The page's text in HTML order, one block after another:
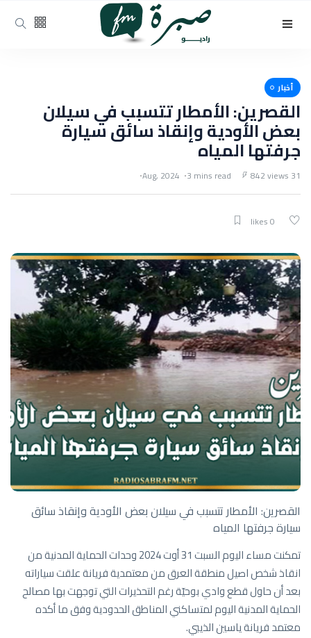
أخبار
القصرين: الأمطار تتسبب في سيلان
بعض الأودية وإنقاذ سائق سيارة
جرفتها المياه
31 Aug, 2024
3 mins read 842 views
القصرين: الأمطار تتسبب في سيلان بعض الأودية وإنقاذ سائق
سيارة جرفتها المياه
تمكنت مساء اليوم السبت 31 أوت 2024 وحدات الحماية المدنية من
انقاذ شخص اصيل منطقة العرق من معتمدية فريانة علقت سياراته
بعد أن حاول قطع وادي بوحيّة رغم التحذيرات التي توجهت بها مصالح
الحماية المدنية اليوم لمتساكني المناطق الحدودية وفق ما أكده
معتمد فريانة ياسين الذيبي.